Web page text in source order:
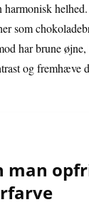
harmonisk
som
har brune
og fremhæve
man